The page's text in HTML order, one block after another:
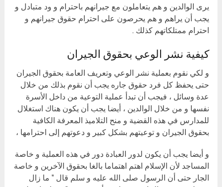
يرى الوالدين و هم يتعاملون مع جيرانهم باحترام و ود متبادل و
يجب أن يراهم و هم يحرصون على احترام حقوق جيرانهم و
احترام ممتلكاتهم كذلك .
كيفية نشر الوعي بحقوق الجيران
و لكي نقوم بعملية نشر الوعي وتعريف العامة بحقوق الجيران
حتى يحفظ كل فرد حقوق جاره يجب أن نقوم بذلك من خلال
عدة وسائل ، فيجب أن تبدأ عملية التوعية من داخل الأسرة
نفسها و من خلال الوالدين ، أيضا يجب أن يكون هناك استغلال
للمدارس في هذه القضية و منح التلاميذ المعرفة الكافية
بحقوق الجيران و توعيتهم بشكل كبير و دعوتهم إلى احترامها ،
و أيضا يجب أن يكون لدور العبادة دور في هذه العملية و خاصة
المساجد لأن الإسلام اهتم اهتماما بالغا بحقوق الآخرين و خاصة
الجار حتى أن الرسول صلى الله عليه و سلم قال ” ما زال